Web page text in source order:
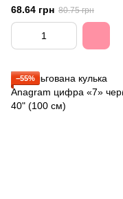
68.64 грн 80.75 грн
−55%